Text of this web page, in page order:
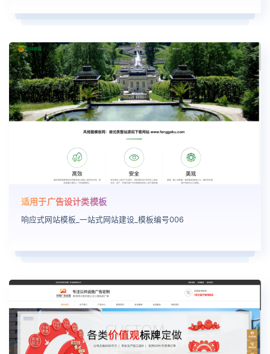
适用于广告设计类模板
响应式网站模板_一站式网站建设_模板编号006